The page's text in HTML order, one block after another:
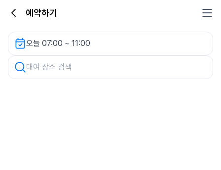
예약하기
오늘 07:00 ~ 11:00
휴앤락몰 주차장 렌터카